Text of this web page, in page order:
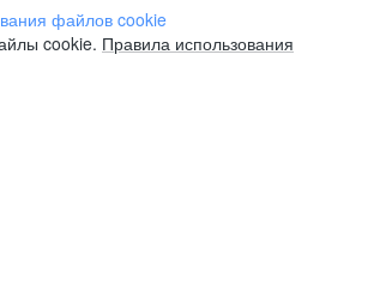
файлов cookie
cookie. Правила использования